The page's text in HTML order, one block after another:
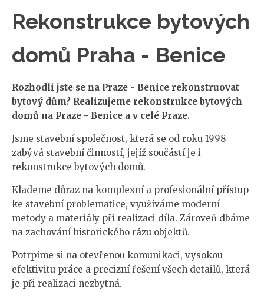
Rekonstrukce bytových
domů Praha - Benice
Rozhodli jste se na Praze - Benice rekonstruovat
bytový dům? Realizujeme rekonstrukce bytových
domů na Praze - Benice a v celé Praze.
Jsme stavební společnost, která se od roku 1998
zabývá stavební činností, jejíž součástí je i
rekonstrukce bytových domů.
Klademe důraz na komplexní a profesionální přístup
ke stavební problematice, využíváme moderní
metody a materiály při realizaci díla. Zároveň dbáme
na zachování historického rázu objektů.
Potrpíme si na otevřenou komunikaci, vysokou
efektivitu práce a precizní řešení všech detailů, která
je při realizaci nezbytná.